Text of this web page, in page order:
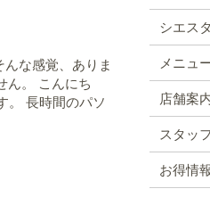
な感覚、ありま
ん。 こんにち
。 長時間のパソ
シエス
メニュ
店舗案
スタッ
お得情